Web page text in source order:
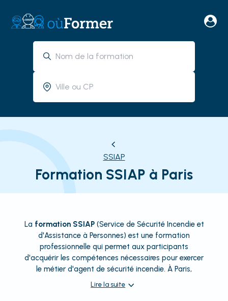
SSIAP
Formation SSIAP à Paris
La formation SSIAP(Service de Sécurité Incendie et
d'Assistance à Personnes) est une formation
professionnelle qui permet aux participants
d'acquérir les compétences nécessaires pour exercer
le métier d'agent de sécurité incendie. À Paris,
Lire la suite